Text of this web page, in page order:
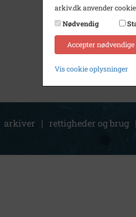
arkiver | rettigheder og brug |
arkiv.dk anvender
Nødvendig
Accepter nødvendige
Vis cookie oplysninger